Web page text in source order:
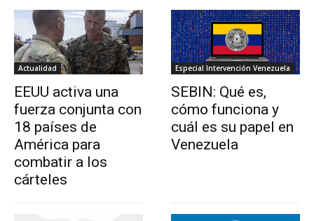
Actualidad
EEUU activa una
fuerza conjunta con
18 países de
América para
combatir a los
cárteles
Especial Intervención Venezuela
SEBIN: Qué es,
cómo funciona y
cuál es su papel en
Venezuela